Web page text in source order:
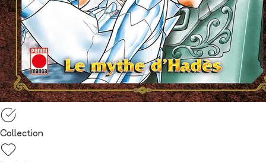
Collection